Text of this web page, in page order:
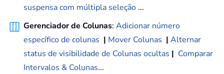
suspensa com múltipla seleção ...
Gerenciador de Colunas: Adicionar número
específico de colunas | Mover Colunas | Alternar
status de visibilidade de Colunas ocultas | Comparar
Intervalos & Colunas...